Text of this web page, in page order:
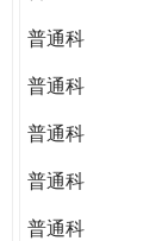
WORLD
PUTTING
YOU
THE
普通科
普通科
普通科
普通科
普通科